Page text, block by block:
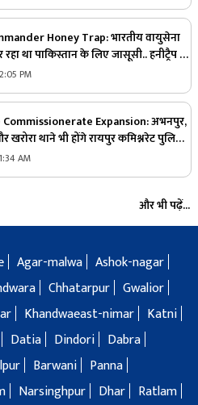
Honey Trap: भारतीय वायुसेना
था पाकिस्तान के लिए जासूसी.. हनीट्रैप में
जानकार रह जायेंगे हैरान
PM
Expansion: अभनपुर,
खरोरा थाने भी होंगे रायपुर कमिश्नरेट पुलिस
कहा, ‘यहां अफसर ज्यादा, जवान काम?’.. पढ़ें
AM
और भी पढ़ें...
Agar-malwa Ashok-nagar
Chhatarpur Gwalior
Khandwaeast-nimar
Katni
Datia Dindori
Dabra
Barwani
Panna
Narsinghpur Dhar
Ratlam